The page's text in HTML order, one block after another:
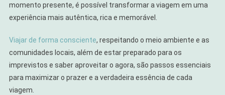
momento presente, é possível transformar a viagem em uma
experiência mais autêntica, rica e memorável.
Viajar de forma consciente, respeitando o meio ambiente e as
comunidades locais, além de estar preparado para os
imprevistos e saber aproveitar o agora, são passos essenciais
para maximizar o prazer e a verdadeira essência de cada
viagem.